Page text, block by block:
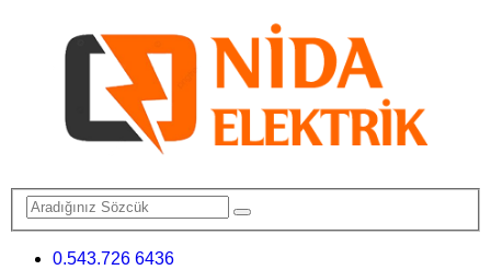
0.543.726 6436